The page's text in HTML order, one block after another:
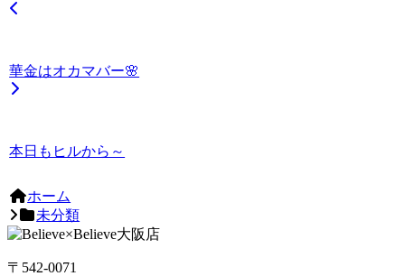
華金はオカマバー🌸
本日もヒルから～
ホーム
未分類
〒542-0071